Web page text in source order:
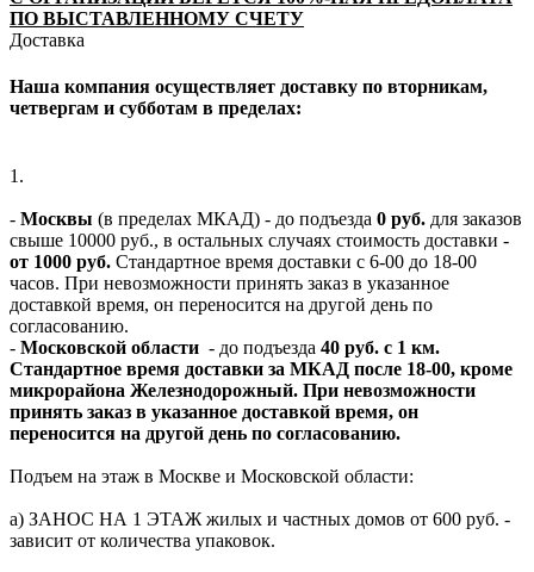
ПО ВЫСТАВЛЕННОМУ СЧЕТУ
Доставка
Наша компания осуществляет доставку по вторникам,
четвергам и субботам в пределах:
1.
- Москвы (в пределах МКАД) - до подъезда 0 руб. для заказов
свыше 10000 руб., в остальных случаях стоимость доставки -
от 1000 руб. Стандартное время доставки с 6-00 до 18-00
часов. При невозможности принять заказ в указанное
доставкой время, он переносится на другой день по
согласованию.
- Московской области - до подъезда 40 руб. с 1 км.
Стандартное время доставки за МКАД после 18-00, кроме
микрорайона Железнодорожный. При невозможности
принять заказ в указанное доставкой время, он
переносится на другой день по согласованию.
Подъем на этаж в Москве и Московской области:
а) ЗАНОС НА 1 ЭТАЖ жилых и частных домов от 600 руб. -
зависит от количества упаковок.